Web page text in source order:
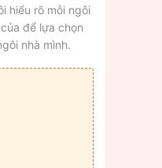
hiểu rõ mỗi ngôi
để lựa chọn
nhà mình.